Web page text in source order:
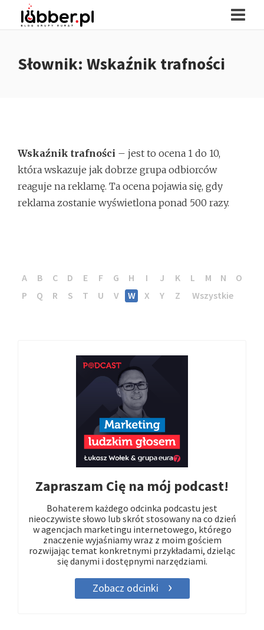
Słownik: Wskaźnik trafności
Wskaźnik trafności – jest to ocena 1 do 10,
która wskazuje jak dobrze grupa odbiorców
reaguje na reklamę. Ta ocena pojawia się, gdy
reklama zostanie wyświetlona ponad 500 razy.
A B C D E F G H I J K L M N
O
P
Q R S T U V W X Y Z Wszystkie
Zapraszam Cię na mój podcast!
Bohaterem każdego odcinka podcastu jest
nieoczywiste słowo lub skrót stosowany na co dzień
w agencjach marketingu internetowego, którego
znaczenie wyjaśniamy wraz z moim gościem
rozwijając temat konkretnymi przykładami, dzieląc
się danymi i dostępnymi narzędziami.
Zobacz odcinki